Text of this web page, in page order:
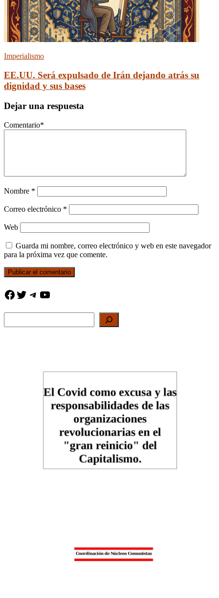
Imperialismo
EE.UU. Será expulsado de Irán dejando atrás su
dignidad y sus bases
Dejar una respuesta
Comentario*
Nombre *
Correo electrónico *
Web
Guarda mi nombre, correo electrónico y web en este navegador
para la próxima vez que comente.
Facebook
Twitter
Telegram
YouTube